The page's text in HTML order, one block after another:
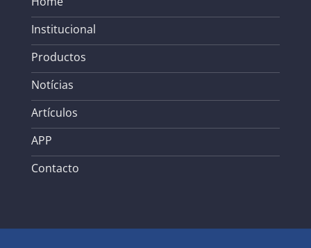
Institucional
Productos
Notícias
Artículos
APP
Contacto